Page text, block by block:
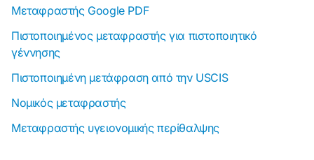
Μεταφραστής Google PDF
Πιστοποιημένος μεταφραστής για πιστοποιητικό
γέννησης
Πιστοποιημένη μετάφραση από την USCIS
Νομικός μεταφραστής
Μεταφραστής υγειονομικής περίθαλψης